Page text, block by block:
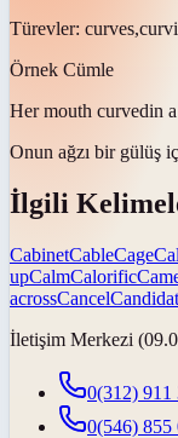
Türevler:
Örnek Cümle
Her mouth curvedin
Onun ağzı bir gülüş
İlgili
CabinetCableCage
upCalmCalorific
acrossCancel
İletişim Merkezi
0(312) 911
0(546) 855